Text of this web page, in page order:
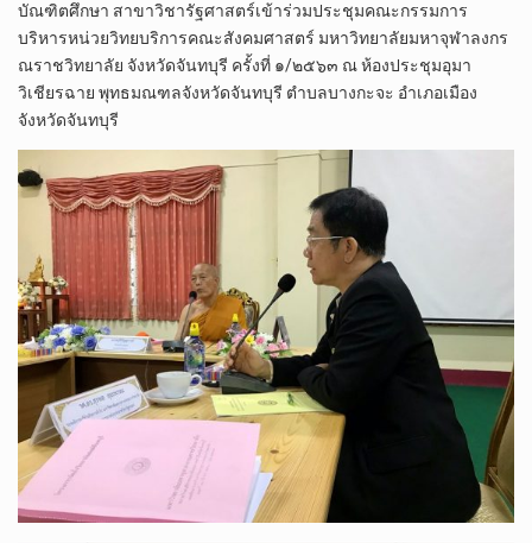
บัณฑิต​ศึกษา​ สาขาวิชา​รัฐศาสตร์​เข้า​ร่วมประชุมคณะกรรมการ
บริหารหน่วยวิทยบริการคณะสังคมศาสตร์ มหาวิทยาลัยมหาจุฬาลงกร
ณราชวิทยาลัย​ จังหวัด​จันทบุรี​ ครั้งที่ ๑/๒๕๖๓ ณ​ ห้องประชุม​อุมา​
วิเชียร​ฉาย พุทธมณฑลจังหวัดจันทบุรี ตำบล​บางกะจะ​ อำเภอเมือง
จังหวัดจันทบุรี